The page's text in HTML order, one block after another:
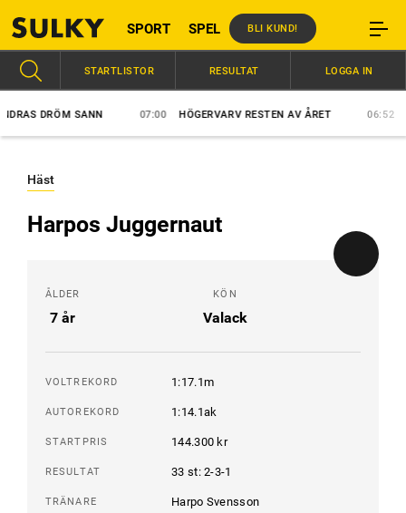
SPORT SPEL BLI KUND!
DRÖM SANN 07:00 HÖGERVARV RESTEN AV ÅRET 06:52
STARTLISTOR RESULTAT LOGGA IN
Häst
Harpos Juggernaut
ÅLDER
7 år
KÖN
Valack
VOLTREKORD 1:17.1m
AUTOREKORD 1:14.1ak
STARTPRIS 144.300 kr
RESULTAT 33 st: 2-3-1
TRÄNARE Harpo Svensson